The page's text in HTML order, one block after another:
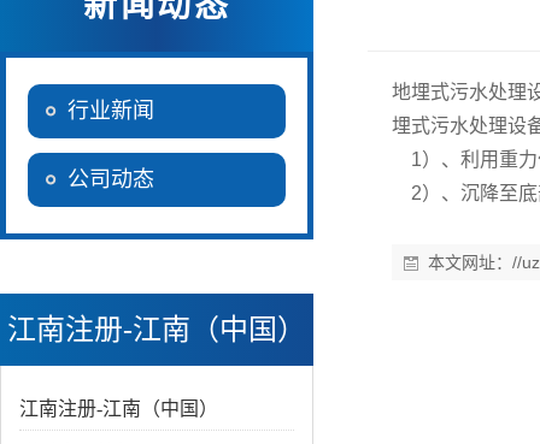
行业新闻
公司动态
江南注册-江南（中国）
江南注册-江南（中国）
地埋式污水处理
埋式污水处理设
1）、利用重力
2）、沉降至底
本文网址： //